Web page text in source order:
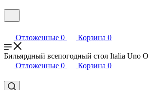
Отложенные 0 Корзина 0
Бильярдный всепогодный стол Italia Uno
Отложенные 0 Корзина 0